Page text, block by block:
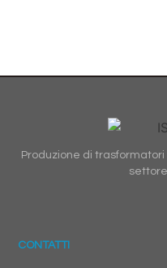
Produzione di
CONTATTI